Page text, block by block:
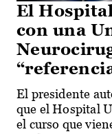
El
con una
El presidente
que el Hospital
el curso que